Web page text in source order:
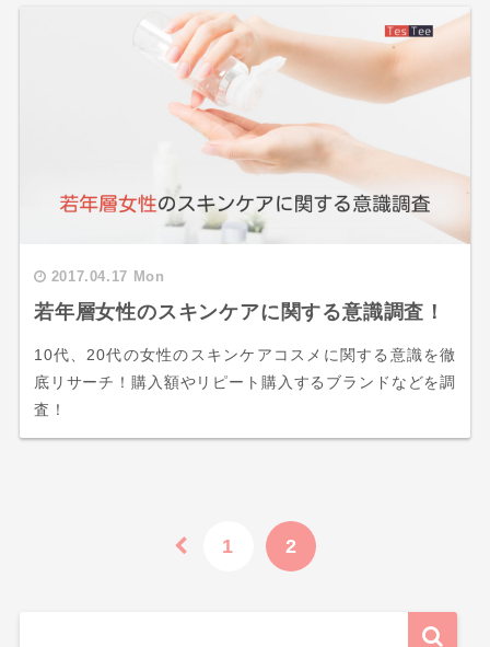
2017.04.17 Mon
若年層女性のスキンケアに関する意識調査！
10代、20代の女性のスキンケアコスメに関する意識を徹
底リサーチ！購入額やリピート購入するブランドなどを調
査！
1 2